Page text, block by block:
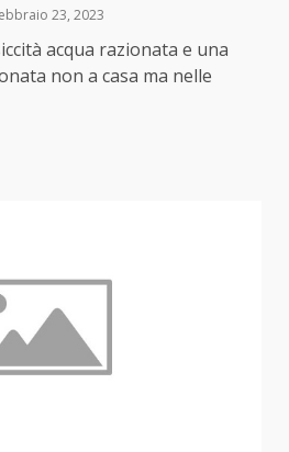
23, 2023
acqua razionata e una
non a casa ma nelle